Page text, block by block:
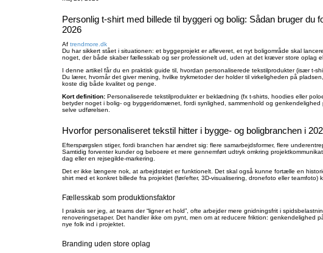
Personlig t-shirt med billede til byggeri og bolig: Sådan bruger
2026
Af trendmore.dk
Du har sikkert stået i situationen: et byggeprojekt er afleveret, et nyt boligområde skal
noget, der både skaber fællesskab og ser professionelt ud, uden at det kræver store oplag
I denne artikel får du en praktisk guide til, hvordan personaliserede tekstilprodukter (især t-
Du lærer, hvornår det giver mening, hvilke trykmetoder der holder til virkeligheden på
koste dig både kvalitet og penge.
Kort definition: Personaliserede tekstilprodukter er beklædning (fx t-shirts, hoodies eller
betyder noget i bolig- og byggeridomænet, fordi synlighed, sammenhold og
selve udførelsen.
Hvorfor personaliseret tekstil hitter i bygge- og boligbranchen i
Efterspørgslen stiger, fordi branchen har ændret sig: flere samarbejdsformer, flere
Samtidig forventer kunder og beboere et mere gennemført udtryk omkring
dag eller en rejsegilde-markering.
Det er ikke længere nok, at arbejdstøjet er funktionelt. Det skal også kunne fortælle en
shirt med et konkret billede fra projektet (før/efter, 3D-visualisering, dronefoto eller
Fællesskab som produktionsfaktor
I praksis ser jeg, at teams der “ligner et hold”, ofte arbejder mere gnidningsfrit i
renoveringsetaper. Det handler ikke om pynt, men om at reducere friktion: genkendelighed
nye folk ind i projektet.
Branding uden store oplag